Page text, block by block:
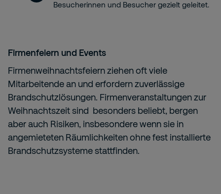
Besucherinnen und Besucher gezielt geleitet.
Firmenfeiern und Events
Firmenweihnachtsfeiern ziehen oft viele
Mitarbeitende an und erfordern zuverlässige
Brandschutzlösungen. Firmenveranstaltungen zur
Weihnachtszeit sind besonders beliebt, bergen
aber auch Risiken, insbesondere wenn sie in
angemieteten Räumlichkeiten ohne fest installierte
Brandschutzsysteme stattfinden.